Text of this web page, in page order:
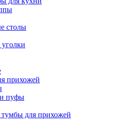
столы
прихожей
пуфы
для прихожей